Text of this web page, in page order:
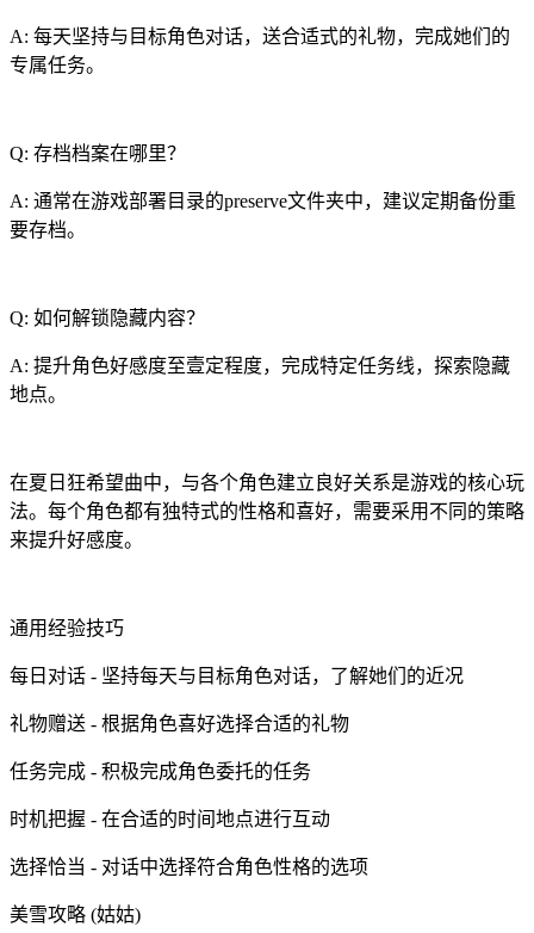
A: 每天坚持与目标角色对话，送合适式的礼物，完成她们的
专属任务。
Q: 存档档案在哪里？
A: 通常在游戏部署目录的preserve文件夹中，建议定期备份重
要存档。
Q: 如何解锁隐藏内容？
A: 提升角色好感度至壹定程度，完成特定任务线，探索隐藏
地点。
在夏日狂希望曲中，与各个角色建立良好关系是游戏的核心玩
法。每个角色都有独特式的性格和喜好，需要采用不同的策略
来提升好感度。
通用经验技巧
每日对话 - 坚持每天与目标角色对话，了解她们的近况
礼物赠送 - 根据角色喜好选择合适的礼物
任务完成 - 积极完成角色委托的任务
时机把握 - 在合适的时间地点进行互动
选择恰当 - 对话中选择符合角色性格的选项
美雪攻略 (姑姑)